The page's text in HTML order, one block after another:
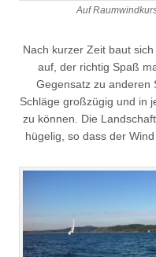
Auf
Nach kurzer Zeit baut
auf, der richtig Spaß
Gegensatz zu anderen
Schläge großzügig und in
zu können. Die
hügelig, so dass der